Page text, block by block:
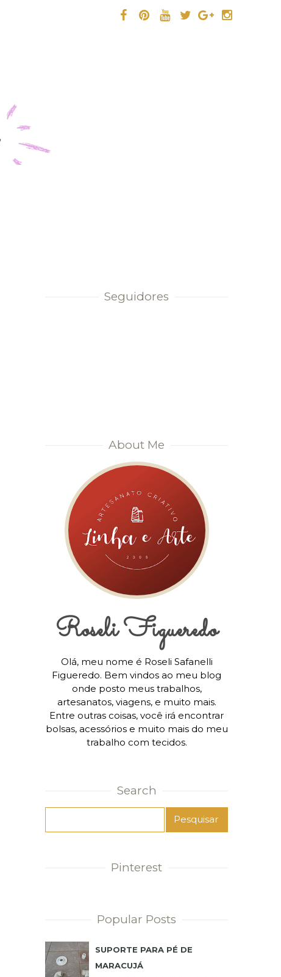
Seguidores
About Me
Roseli Figueredo
Olá, meu nome é Roseli Safanelli
Figueredo. Bem vindos ao meu blog
onde posto meus trabalhos,
artesanatos, viagens, e muito mais.
Entre outras coisas, você irá encontrar
bolsas, acessórios e muito mais do meu
trabalho com tecidos.
Search
Pinterest
Popular Posts
SUPORTE PARA PÉ DE
MARACUJÁ